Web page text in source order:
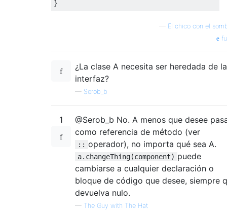
}
— El chico con el
¿La clase A necesita ser heredada de la
interfaz?
— Serob_b
1
@Serob_b No. A menos que desee
como referencia de método (ver
:: operador), no importa qué sea A.
a.changeThing(component) puede
cambiarse a cualquier declaración o
bloque de código que desee, siempre
devuelva nulo.
— The Guy with The Hat